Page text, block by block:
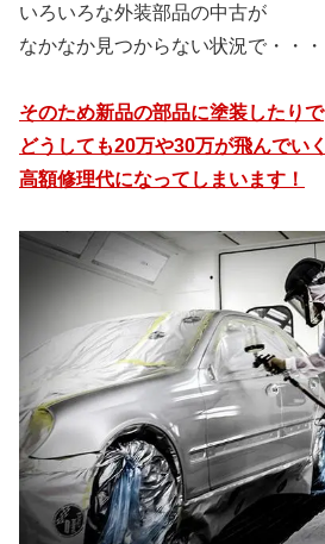
いろいろな外装部品の中古が
なかなか見つからない状況で・・・
そのため新品の部品に塗装したりで
どうしても20万や30万が飛んでいく
高額修理代になってしまいます！